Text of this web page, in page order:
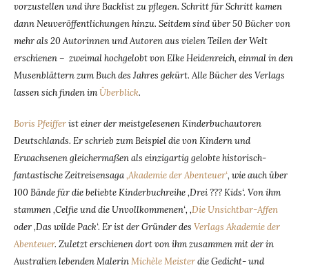
vorzustellen und ihre Backlist zu pflegen. Schritt für Schritt kamen
dann Neuveröffentlichungen hinzu. Seitdem sind über 50 Bücher von
mehr als 20 Autorinnen und Autoren aus vielen Teilen der Welt
erschienen – zweimal hochgelobt von Elke Heidenreich, einmal in den
Musenblättern zum Buch des Jahres gekürt. Alle Bücher des Verlags
lassen sich finden imÜberblick.
Boris Pfeifferist einer der meistgelesenen Kinderbuchautoren
Deutschlands. Er schrieb zum Beispiel die von Kindern und
Erwachsenen gleichermaßen als einzigartig gelobte historisch-
fantastische Zeitreisensaga‚Akademie der Abenteuer‘, wie auch über
100 Bände für die beliebte Kinderbuchreihe ‚Drei ??? Kids‘. Von ihm
stammen ‚Celfie und die Unvollkommenen‘, ‚Die Unsichtbar-Affen
oder ‚Das wilde Pack‘. Er ist der Gründer des Verlags Akademie der
Abenteuer. Zuletzt erschienen dort von ihm zusammen mit der in
Australien lebenden MalerinMichèle Meisterdie Gedicht- und